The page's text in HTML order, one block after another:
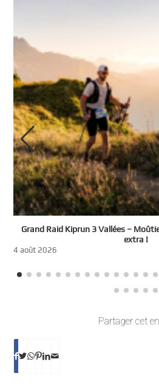
Grand Raid Kiprun 3 Vallées –
extra !
4 août 2026
Partager cet